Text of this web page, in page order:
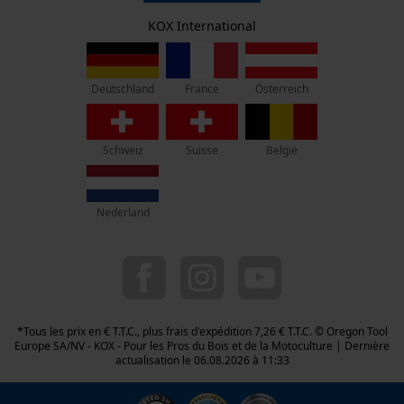
Rue Emile Francqui 11
1435 Mont-Saint-Guibert
Pas de magasin !
Adresse de retour:
Oregon Tool GmbH
Beim Erlenwäldchen 14/2
71522 Backnang
KOX International
Deutschland France Österreich
Schweiz Suisse België
Nederland
*Tous les prix en € T.T.C., plus frais d'expédition 7,26 € T.T.C. © Oregon Tool
Europe SA/NV - KOX - Pour les Pros du Bois et de la Motoculture | Dernière
actualisation le 06.08.2026 à 11:33